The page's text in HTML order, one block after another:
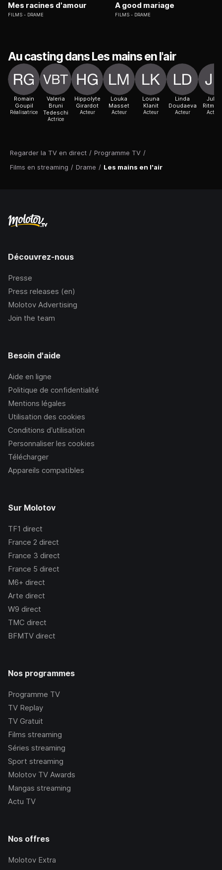
Regarder la TV en direct / Programme TV /
Films en streaming / Drame / Les mains en l'air
Mes racines d'amour
FILMS DRAME
A good mariage
FILMS DRAME
Au casting dans Les mains en l'air
Romain
Goupil
Réalisatrice
Valeria
Bruni
Tedeschi
Actrice
Hippolyte
Girardot
Acteur
Louka
Masset
Acteur
Louna
Klanit
Acteur
Linda
Doudaeva
Acteur
Jules
Acteur
Découvrez-nous
Presse
Press releases (en)
Molotov Advertising
Join the team
Besoin d'aide
Aide en ligne
Politique de confidentialité
Mentions légales
Utilisation des cookies
Conditions d’utilisation
Personnaliser les cookies
Télécharger
Appareils compatibles
Sur Molotov
TF1 direct
France 2 direct
France 3 direct
France 5 direct
M6+ direct
Arte direct
W9 direct
TMC direct
BFMTV direct
Nos programmes
Programme TV
TV Replay
TV Gratuit
Films streaming
Séries streaming
Sport streaming
Molotov TV Awards
Mangas streaming
Actu TV
Nos offres
Molotov Extra